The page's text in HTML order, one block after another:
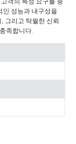
인 성능과 내구성을
그리고 탁월한 신뢰
족합니다.